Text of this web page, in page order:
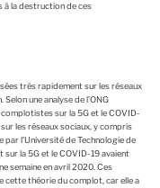
à la destruction de ces
très rapidement sur les réseaux
une analyse de l’ONG
sur la 5G et le COVID-
les réseaux sociaux, y compris
l’Université de Technologie de
sur la 5G et le COVID-19 avaient
semaine en avril 2020. Ces
cette théorie du complot, car elle a